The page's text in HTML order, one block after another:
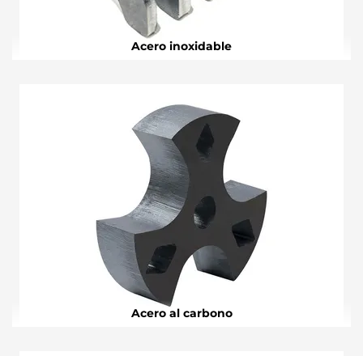
Acero inoxidable
Acero al carbono